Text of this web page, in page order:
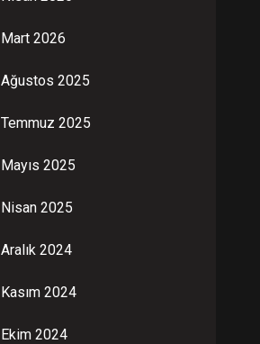
Mart 2026
Ağustos 2025
Temmuz 2025
Mayıs 2025
Nisan 2025
Aralık 2024
Kasım 2024
Ekim 2024